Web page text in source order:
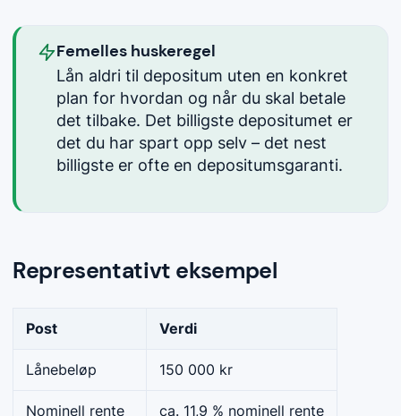
Femelles huskeregel
Lån aldri til depositum uten en konkret
plan for hvordan og når du skal betale
det tilbake. Det billigste depositumet er
det du har spart opp selv – det nest
billigste er ofte en depositumsgaranti.
Representativt eksempel
Post Verdi
Lånebeløp 150 000 kr
Nominell rente ca. 11,9 % nominell rente